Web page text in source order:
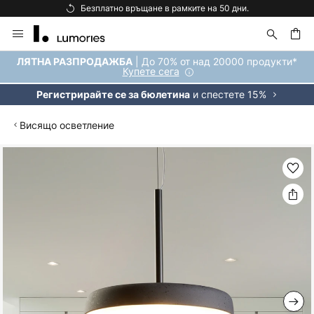
Безплатно връщане в рамките на 50 дни.
Прескачане
към
съдържанието
ЛЯТНА РАЗПРОДАЖБА | До 70% от над 20000 продукти*
Купете сега
Регистрирайте се за бюлетинаи спестете 15%
Висящо осветление
изображенията